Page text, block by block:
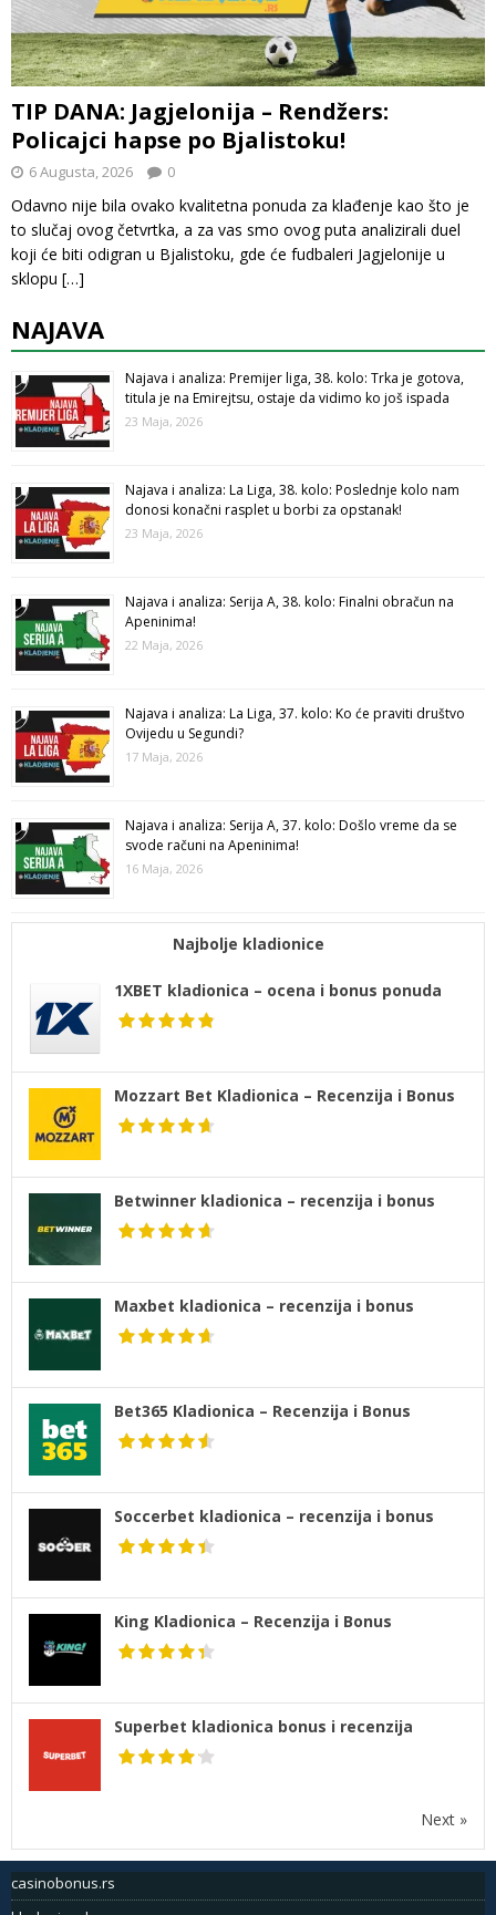
TIP DANA: Jagjelonija – Rendžers:
Policajci hapse po Bjalistoku!
6 Augusta, 2026 0
Odavno nije bila ovako kvalitetna ponuda za klađenje kao što je
to slučaj ovog četvrtka, a za vas smo ovog puta analizirali duel
koji će biti odigran u Bjalistoku, gde će fudbaleri Jagjelonije u
sklopu […]
NAJAVA
Najava i analiza: Premijer liga, 38. kolo: Trka je gotova,
titula je na Emirejtsu, ostaje da vidimo ko još ispada
23 Maja, 2026
Najava i analiza: La Liga, 38. kolo: Poslednje kolo nam
donosi konačni rasplet u borbi za opstanak!
23 Maja, 2026
Najava i analiza: Serija A, 38. kolo: Finalni obračun na
Apeninima!
22 Maja, 2026
Najava i analiza: La Liga, 37. kolo: Ko će praviti društvo
Ovijedu u Segundi?
17 Maja, 2026
Najava i analiza: Serija A, 37. kolo: Došlo vreme da se
svode računi na Apeninima!
16 Maja, 2026
Najbolje kladionice
1XBET kladionica – ocena i bonus ponuda
Mozzart Bet Kladionica – Recenzija i Bonus
Betwinner kladionica – recenzija i bonus
Maxbet kladionica – recenzija i bonus
Bet365 Kladionica – Recenzija i Bonus
Soccerbet kladionica – recenzija i bonus
King Kladionica – Recenzija i Bonus
Superbet kladionica bonus i recenzija
Next »
casinobonus.rs